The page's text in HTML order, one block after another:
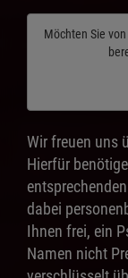
Möchten Sie von
Wir freuen uns
Hierfür
dabei
Ihnen frei, ein
Namen nicht